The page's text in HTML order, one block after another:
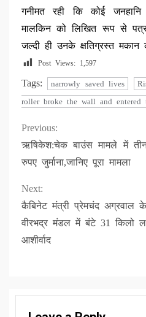
गनीमत रही कि कोई
मालकिन को लिखित रूप से
जल्दी ही उनके क्षतिग्रस्त मकान
Post Views: 1,597
Tags: narrowly saved lives
roller broke the wall and entered
Continue
Reading
Previous:
ऋषिकेश:चेक बाउंस मामले में
रुपए जुर्माना,जानिए पूरा मामला
Next:
कैबिनेट मंत्री प्रेमचंद अग्रवाल
वीरभद्र मंडल में बंटे 31 किलो
आशीर्वाद